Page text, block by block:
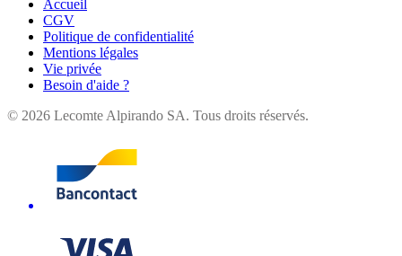
Accueil
CGV
Politique de confidentialité
Mentions légales
Vie privée
Besoin d'aide ?
© 2026 Lecomte Alpirando SA. Tous droits réservés.